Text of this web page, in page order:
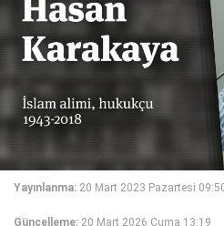
Yayınlanma: 20 Mart 2023 Pazartesi
Güncelleme: 20 Mart 2026 Cuma 13:19